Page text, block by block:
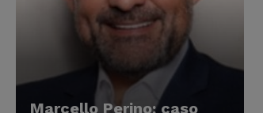
Marcello Perino: caso